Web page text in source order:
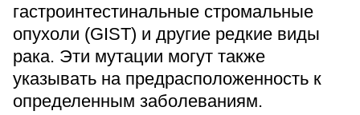
Версия для слабовидящих
гастроинтестинальные стромальные
опухоли (GIST) и другие редкие виды
рака. Эти мутации могут также
указывать на предрасположенность к
определенным заболеваниям.